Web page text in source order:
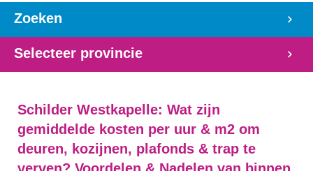
Zoeken
Selecteer provincie
Schilder Westkapelle: Wat zijn
gemiddelde kosten per uur & m2 om
deuren, kozijnen, plafonds & trap te